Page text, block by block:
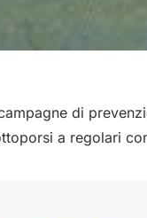
di
a regolari